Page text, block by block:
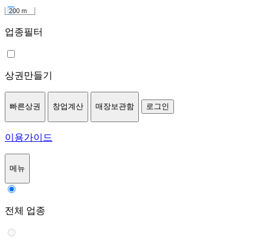
200 m
업종필터
상권만들기
빠른상권 창업계산 매장보관함 로그인
이용가이드
메뉴
전체 업종